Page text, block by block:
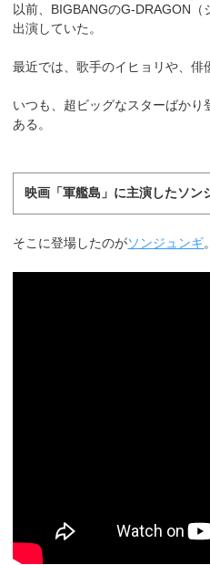
以前、BIGBANGのG-DRAGON
出演していた。
最近では、歌手のイヒョリや、俳
いつも、超ビッグなスターばか
ある。
映画「軍艦島」に主演したソン
そこに登場したのがソンジュンギ。